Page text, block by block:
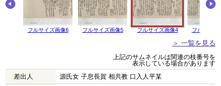
フルサイズ画像6 フルサイズ画像5 フルサイズ画像4 フルサイズ
＞ 一覧を見る
上記のサムネイルは関連の枝番号を
表示している場合があります
差出人
源氏女 子息長賀 相共教 口入人平某